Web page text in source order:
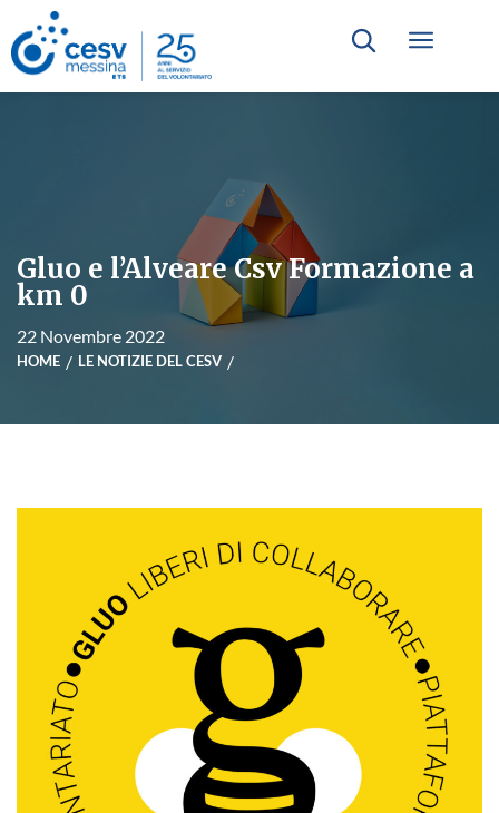
Gluo e l’Alveare Csv Formazione a
km 0
22 Novembre 2022
HOME LE NOTIZIE DEL CESV